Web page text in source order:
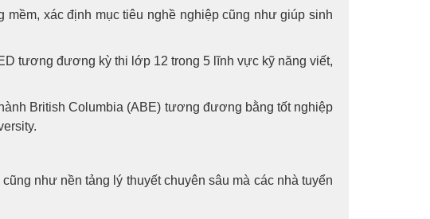
xác định mục tiêu nghề nghiệp cũng như giúp sinh
tương đương kỳ thi lớp 12 trong 5 lĩnh vực kỹ năng viết,
British Columbia (ABE) tương đương bằng tốt nghiệp
như nền tảng lý thuyết chuyên sâu mà các nhà tuyển